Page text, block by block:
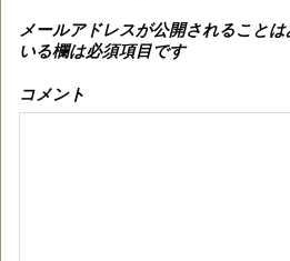
メールアドレスが公開されることは
いる欄は必須項目です
コメント